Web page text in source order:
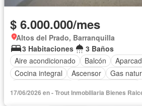
$ 6.000.000/mes
Altos del Prado, Barranquilla
3 Habitaciones
3 Baños
Aire acondicionado
Balcón
Cocina integral
Ascensor
Gas
17/06/2026 en - Trout Inmobiliaria Bienes